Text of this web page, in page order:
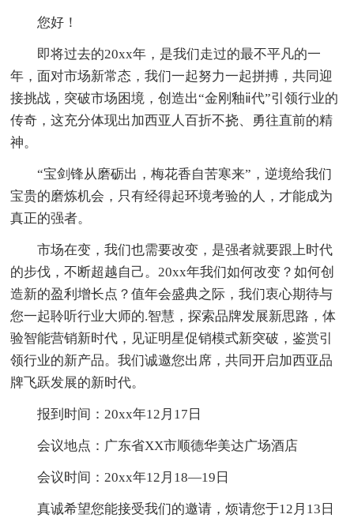
您好！
即将过去的20xx年，是我们走过的最不平凡的一
年，面对市场新常态，我们一起努力一起拼搏，共同迎
接挑战，突破市场困境，创造出“金刚釉ⅱ代”引领行业的
传奇，这充分体现出加西亚人百折不挠、勇往直前的精
神。
“宝剑锋从磨砺出，梅花香自苦寒来”，逆境给我们
宝贵的磨炼机会，只有经得起环境考验的人，才能成为
真正的强者。
市场在变，我们也需要改变，是强者就要跟上时代
的步伐，不断超越自己。20xx年我们如何改变？如何创
造新的盈利增长点？值年会盛典之际，我们衷心期待与
您一起聆听行业大师的.智慧，探索品牌发展新思路，体
验智能营销新时代，见证明星促销模式新突破，鉴赏引
领行业的新产品。我们诚邀您出席，共同开启加西亚品
牌飞跃发展的新时代。
报到时间：20xx年12月17日
会议地点：广东省XX市顺德华美达广场酒店
会议时间：20xx年12月18—19日
真诚希望您能接受我们的邀请，烦请您于12月13日